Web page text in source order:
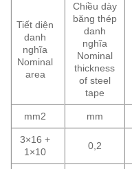
Tiết diện
danh
nghĩa
Nominal
area
Chiều dày
băng thép
danh
nghĩa
Nominal
thickness
of steel
tape
mm2 mm
3×16 +
1×10
0,2